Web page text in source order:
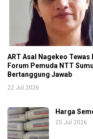
ART Asal Nagekeo
Forum Pemuda NTT
Bertanggung Jawab
22 Jul 2026
Harga
25 Jul 2026